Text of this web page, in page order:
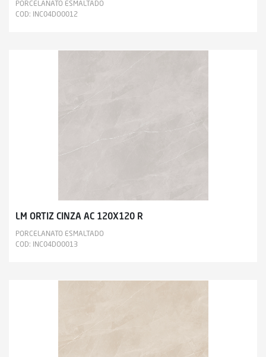
PORCELANATO ESMALTADO
COD: INC04DO0012
LM ORTIZ CINZA AC 120X120 R
PORCELANATO ESMALTADO
COD: INC04DO0013